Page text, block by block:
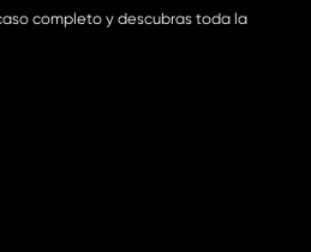
completo y descubras toda la